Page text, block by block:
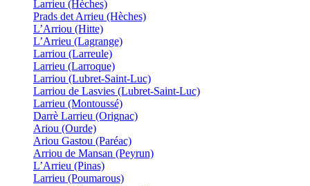
Larrieu (Hèches)
Prads det Arrieu (Hèches)
L’Arriou (Hitte)
L’Arrieu (Lagrange)
Larriou (Larreule)
Larrieu (Larroque)
Larriou (Lubret-Saint-Luc)
Larriou de Lasvies (Lubret-Saint-Luc)
Larrieu (Montoussé)
Darrè Larrieu (Orignac)
Ariou (Ourde)
Ariou Gastou (Paréac)
Arriou de Mansan (Peyrun)
L’Arrieu (Pinas)
Larrieu (Poumarous)